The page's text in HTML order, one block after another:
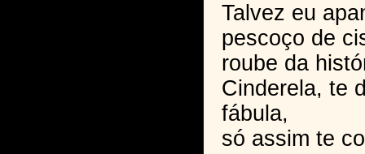
Talvez eu
pescoço de
roube da
Cinderela, te
fábula,
só assim te